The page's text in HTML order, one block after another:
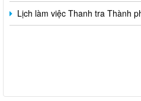
Lịch làm việc Thanh tra Thành
Công khai tiết kiệm chi thường